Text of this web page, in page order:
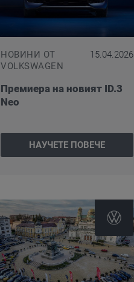
НОВИНИ ОТ
VOLKSWAGEN
15.04.2026
Премиера на новият ID.3
Neo
НАУЧЕТЕ ПОВЕЧЕ